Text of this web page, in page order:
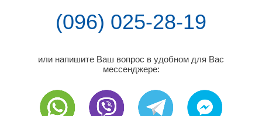
(096) 025-28-19
или напишите Ваш вопрос в удобном для Вас
мессенджере: